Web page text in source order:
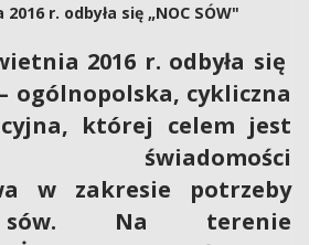
r. odbyła się „NOC SÓW"
2016 r. odbyła się
ogólnopolska, cykliczna
której celem jest
świadomości
w zakresie potrzeby
sów. Na terenie